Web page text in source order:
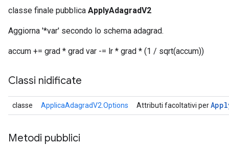
classe finale pubblica ApplyAdagradV2
Aggiorna '*var' secondo lo schema adagrad.
accum += grad * grad var -= lr * grad * (1 / sqrt(accum))
Classi nidificate
classe ApplicaAdagradV2.Options Attributi facoltativi per
Metodi pubblici